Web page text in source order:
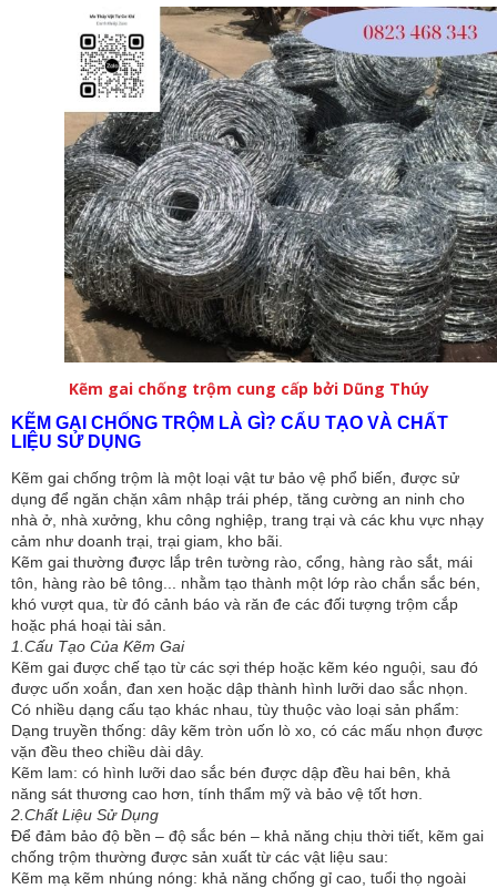
Kẽm gai chống trộm cung cấp bởi Dũng Thúy
KẼM GAI CHỐNG TRỘM LÀ GÌ? CẤU TẠO VÀ CHẤT
LIỆU SỬ DỤNG
Kẽm gai chống trộm là một loại vật tư bảo vệ phổ biến, được sử
dụng để ngăn chặn xâm nhập trái phép, tăng cường an ninh cho
nhà ở, nhà xưởng, khu công nghiệp, trang trại và các khu vực nhạy
cảm như doanh trại, trại giam, kho bãi.
Kẽm gai thường được lắp trên tường rào, cổng, hàng rào sắt, mái
tôn, hàng rào bê tông... nhằm tạo thành một lớp rào chắn sắc bén,
khó vượt qua, từ đó cảnh báo và răn đe các đối tượng trộm cắp
hoặc phá hoại tài sản.
1.Cấu Tạo Của Kẽm Gai
Kẽm gai được chế tạo từ các sợi thép hoặc kẽm kéo nguội, sau đó
được uốn xoắn, đan xen hoặc dập thành hình lưỡi dao sắc nhọn.
Có nhiều dạng cấu tạo khác nhau, tùy thuộc vào loại sản phẩm:
Dạng truyền thống: dây kẽm tròn uốn lò xo, có các mấu nhọn được
vặn đều theo chiều dài dây.
Kẽm lam: có hình lưỡi dao sắc bén được dập đều hai bên, khả
năng sát thương cao hơn, tính thẩm mỹ và bảo vệ tốt hơn.
2.Chất Liệu Sử Dụng
Để đảm bảo độ bền – độ sắc bén – khả năng chịu thời tiết, kẽm gai
chống trộm thường được sản xuất từ các vật liệu sau:
Kẽm mạ kẽm nhúng nóng: khả năng chống gỉ cao, tuổi thọ ngoài